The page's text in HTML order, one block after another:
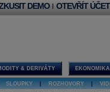
DEMO | OTEVŘÍT ÚČET
& DERIVÁTY EKONOMIKA
SLOUPKY ROZHOVORY